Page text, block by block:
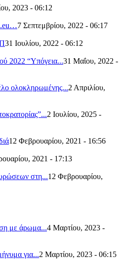
2023 - 06:12
7 Σεπτεμβρίου, 2022 - 06:17
31 Ιουλίου, 2022 - 06:12
2022 “Υπόγεια...31 Μαΐου, 2022 -
ολοκληρωμένης...2 Απριλίου,
2 Ιουλίου, 2025 -
12 Φεβρουαρίου, 2021 - 16:56
2021 - 17:13
στη...12 Φεβρουαρίου,
με άρωμα...4 Μαρτίου, 2023 -
για...2 Μαρτίου, 2023 - 06:15